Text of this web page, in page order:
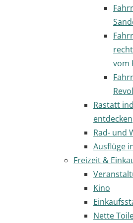
vom
Rastatt
entdecken
Rad- und
Ausflüge
Freizeit &
Kino
Nette